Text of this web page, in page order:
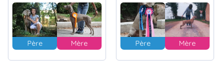
Père Mère Père Mère